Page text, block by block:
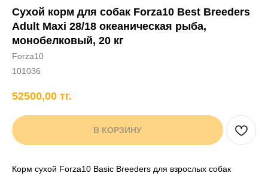
+7 706 407 30 81
Написать в WhatsApp
Сухой корм для собак Forza10 Best Breeders
Adult Maxi 28/18 океаническая рыба,
монобелковый, 20 кг
Forza10
101036
52500,00 тг.
В КОРЗИНУ
Корм сухой Forza10 Basic Breeders для взрослых собак